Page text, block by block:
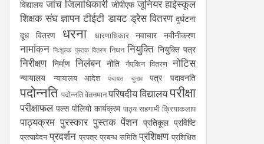
विद्यालय जांच जिलाधिकारी जीपीएफ जूनियर हाईस्कूल
शिक्षक संघ ज्ञापन टीईटी डायट ड्रेस वितरण दुर्घटना
दूध वितरण
धरना धारणाधिकार नवाचार नवीनीकरण
नामांकन निःशुल्क पुस्तक वितरण निधन नियुक्ति नियुक्ति पत्र
निरीक्षण निर्माण निलंबन नीति नैपकिन वितरण नोटिस
न्यायालय न्यायालय आदेश पंचायत चुनाव पत्र पदावनति
पदोन्नति पदोन्नति वेतनमानपरिषदीय विद्यालयपरीक्षा
परीक्षाफल पल्स पोलियो कार्यक्रम पाठ्य सहगामी क्रियाकलाप
पाठ्यक्रम पुरस्कार पुस्तक पेंशन प्रतिकूल प्रविष्टि
प्रत्यावेदन प्रदर्शन प्रपत्र प्रबन्ध समिति प्रशिक्षण प्रशिक्षित